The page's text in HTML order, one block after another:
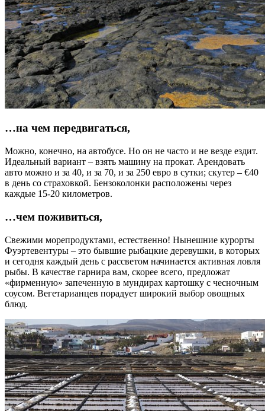
…на чем передвигаться,
Можно, конечно, на автобусе. Но он не часто и не везде ездит.
Идеальный вариант – взять машину на прокат. Арендовать
авто можно и за 40, и за 70, и за 250 евро в сутки; скутер – €40
в день со страховкой. Бензоколонки расположены через
каждые 15-20 километров.
…чем поживиться,
Свежими морепродуктами, естественно! Нынешние курорты
Фуэртевентуры – это бывшие рыбацкие деревушки, в которых
и сегодня каждый день с рассветом начинается активная ловля
рыбы. В качестве гарнира вам, скорее всего, предложат
«фирменную» запеченную в мундирах картошку с чесночным
соусом. Вегетарианцев порадует широкий выбор овощных
блюд.